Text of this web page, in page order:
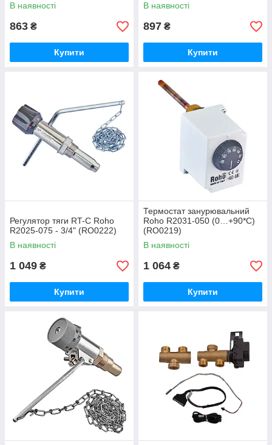
В наявності
863 ₴
Купити
В наявності
897 ₴
Купити
Регулятор тяги RT-C Roho
R2025-075 - 3/4" (RO0222)
В наявності
1 049 ₴
Купити
Термостат занурювальний
Roho R2031-050 (0…+90*C)
(RO0219)
В наявності
1 064 ₴
Купити